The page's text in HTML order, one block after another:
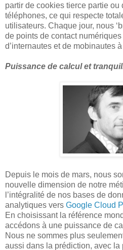
partir de cookies tierce partie ou
téléphones, ce qui respecte
utilisateurs. Chaque jour, nous
de points de contact
d’internautes et de mobinautes
Puissance de calcul et
Depuis le mois de mars, nous
nouvelle dimension de notre
l’intégralité de nos bases de
analytiques vers Google Cloud
En choisissant la référence
accédons à une puissance de
Nous ne sommes plus
aussi dans la prédiction, avec